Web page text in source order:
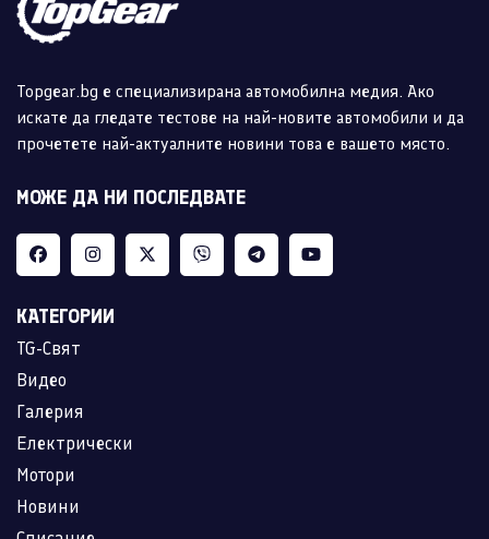
Topgear.bg е специализирана автомобилна медия. Ако
искате да гледате тестове на най-новите автомобили и да
прочетете най-актуалните новини това е вашето място.
МОЖЕ ДА НИ ПОСЛЕДВАТЕ
КАТЕГОРИИ
TG-Свят
Видео
Галерия
Електрически
Мотори
Новини